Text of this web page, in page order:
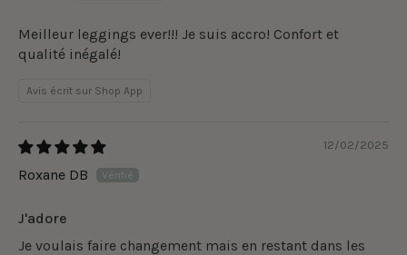
Meilleur leggings ever!!! Je suis accro! Confort et
qualité inégalé!
Avis écrit sur Shop App
12/02/2025
Roxane DB
J'adore
Je voulais faire changement mais en restant dans les